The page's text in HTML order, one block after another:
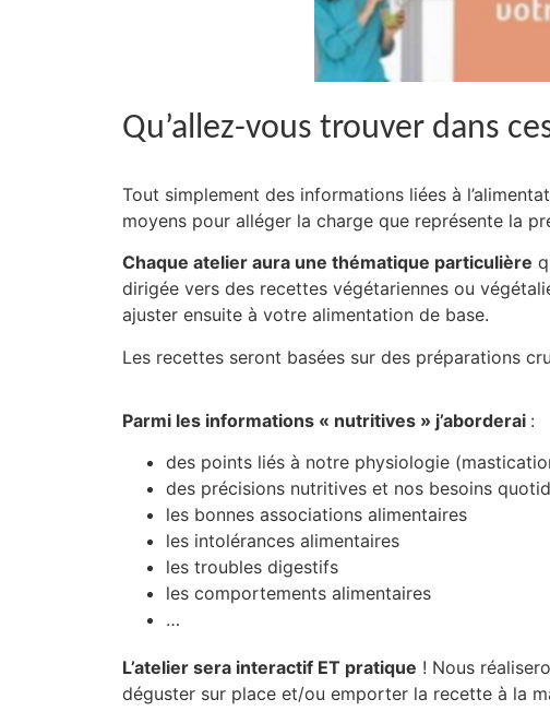
Qu’allez-vous trouver dans
Tout simplement des informations liées à
moyens pour alléger la charge que représente la
Chaque atelier aura une thématique particulière
dirigée vers des recettes végétariennes ou
ajuster ensuite à votre alimentation de base.
Les recettes seront basées sur des préparations
Parmi les informations « nutritives » j’aborderai :
des points liés à notre physiologie
des précisions nutritives et nos besoins
les bonnes associations alimentaires
les intolérances alimentaires
les troubles digestifs
les comportements alimentaires
…
L’atelier sera interactif ET pratique ! Nous
déguster sur place et/ou emporter la recette à la